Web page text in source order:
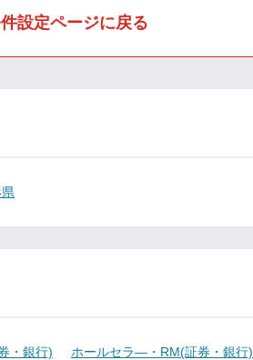
設定ページに戻る
・銀行)
ホールセラ―・RM(証券・銀行)